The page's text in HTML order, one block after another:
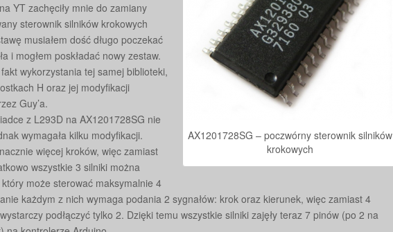
AX1201728SG – poczwórny sterownik silników
krokowych
YT zachęciły mnie do zamiany
sterownik silników krokowych
musiałem dość długo poczekać
i mogłem poskładać nowy zestaw.
wykorzystania tej samej biblioteki,
H oraz jej modyfikacji
Guy’a.
z L293D na AX1201728SG nie
wymagała kilku modyfikacji.
więcej kroków, więc zamiast
wszystkie 3 silniki można
może sterować maksymalnie 4
każdym z nich wymaga podania 2 sygnałów: krok oraz kierunek, więc zamiast 4
podłączyć tylko 2. Dzięki temu wszystkie silniki zajęły teraz 7 pinów (po 2 na